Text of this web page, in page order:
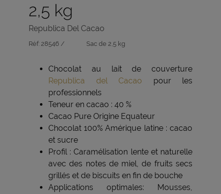
2,5 kg
Republica Del Cacao
Réf: 28546 / Sac de 2,5 kg
Chocolat au lait de couverture
Republica del Cacao pour les
professionnels
Teneur en cacao : 40 %
Cacao Pure Origine Equateur
Chocolat 100% Amérique latine : cacao
et sucre
Profil : Caramélisation lente et naturelle
avec des notes de miel, de fruits secs
grillés et de biscuits en fin de bouche
Applications optimales: Mousses,